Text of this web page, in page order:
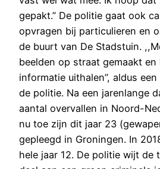
gepakt.’’ De politie gaat ook
opvragen bij particulieren en
de buurt van De Stadstuin.
beelden op straat gemaakt en
informatie uithalen’’, aldus
de politie. Na een jarenlange
aantal overvallen in Noord-
nu toe zijn dit jaar 23
gepleegd in Groningen. In
hele jaar 12. De politie wijt de